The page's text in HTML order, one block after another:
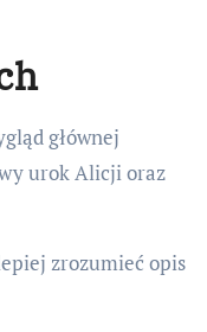
głównej
urok Alicji oraz
zrozumieć opis